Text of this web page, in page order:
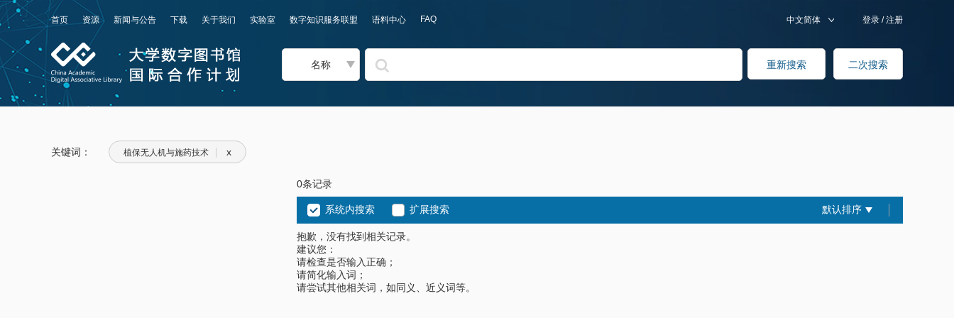
首页 资源 新闻与公告 下载 关于我们 实验室 数字知识服务联盟 语料中心 FAQ 登录 /注册
中文简体
名称
关键词： 植保无人机与施药技术 x
0条记录
系统内搜索 扩展搜索 默认排序
抱歉，没有找到相关记录。
建议您：
请检查是否输入正确；
请简化输入词；
请尝试其他相关词，如同义、近义词等。